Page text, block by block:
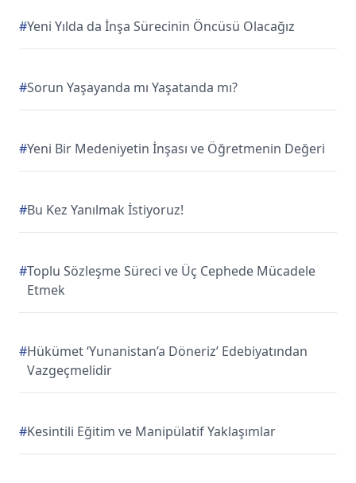
#Yeni Yılda da İnşa Sürecinin Öncüsü Olacağız
#Sorun Yaşayanda mı Yaşatanda mı?
#Yeni Bir Medeniyetin İnşası ve Öğretmenin Değeri
#Bu Kez Yanılmak İstiyoruz!
#Toplu Sözleşme Süreci ve Üç Cephede Mücadele
Etmek
#Hükümet ‘Yunanistan’a Döneriz’ Edebiyatından
Vazgeçmelidir
#Kesintili Eğitim ve Manipülatif Yaklaşımlar